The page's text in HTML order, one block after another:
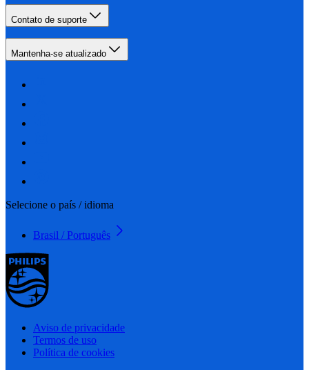
Contato de suporte
Mantenha-se atualizado
Selecione o país / idioma
Brasil / Português
Aviso de privacidade
Termos de uso
Política de cookies